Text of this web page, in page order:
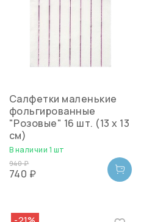
Салфетки маленькие
фольгированные
"Розовые" 16 шт. (13 х 13
см)
В наличии 1 шт
940 ₽
740 ₽